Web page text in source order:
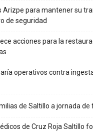
Arizpe para mantener su
de seguridad
acciones para la
operativos contra
de Saltillo a jornada de
de Cruz Roja Saltillo